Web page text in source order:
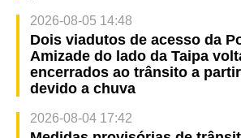
2026-08-05 14:48
Dois viadutos de acesso da
Amizade do lado da Taipa
encerrados ao trânsito a
devido a chuva
2026-08-04 17:42